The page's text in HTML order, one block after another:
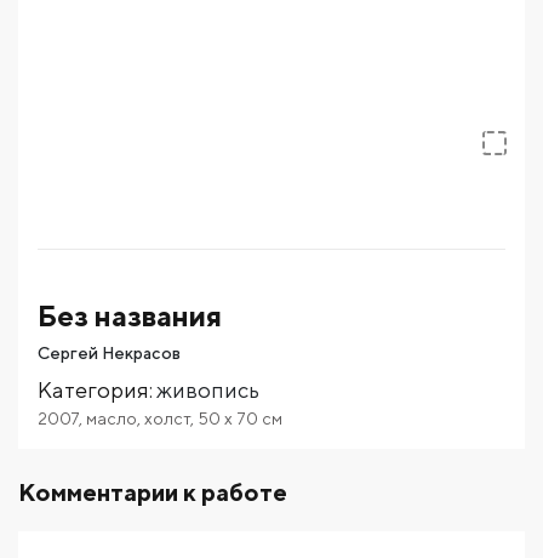
Без названия
Сергей Некрасов
Категория:живопись
2007 масло холст, 50 x 70 см
Комментарии к работе